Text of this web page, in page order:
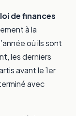
loi de finances
à la
où ils sont
les derniers
avant le 1er
avec